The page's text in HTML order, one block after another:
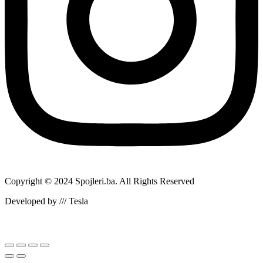
Copyright © 2024 Spojleri.ba. All Rights Reserved
Developed by /// Tesla